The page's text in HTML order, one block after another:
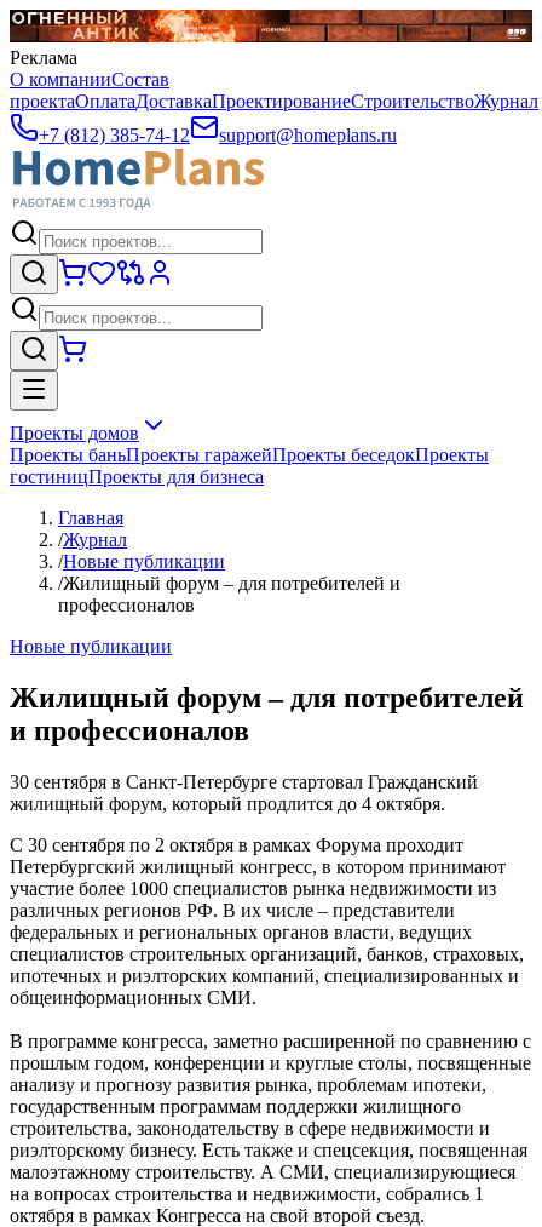
Реклама
О компанииСостав
проектаОплатаДоставкаПроектированиеСтроительствоЖурнал
+7 (812) 385-74-12
support@homeplans.ru
Проекты домов
Проекты баньПроекты гаражейПроекты беседокПроекты
гостиницПроекты для бизнеса
Главная
/Журнал
/Новые публикации
/Жилищный форум – для потребителей и
профессионалов
Новые публикации
Жилищный форум – для потребителей
и профессионалов
30 сентября в Санкт-Петербурге стартовал Гражданский
жилищный форум, который продлится до 4 октября.
С 30 сентября по 2 октября в рамках Форума проходит
Петербургский жилищный конгресс, в котором принимают
участие более 1000 специалистов рынка недвижимости из
различных регионов РФ. В их числе – представители
федеральных и региональных органов власти, ведущих
специалистов строительных организаций, банков, страховых,
ипотечных и риэлторских компаний, специализированных и
общеинформационных СМИ.
В программе конгресса, заметно расширенной по сравнению с
прошлым годом, конференции и круглые столы, посвященные
анализу и прогнозу развития рынка, проблемам ипотеки,
государственным программам поддержки жилищного
строительства, законодательству в сфере недвижимости и
риэлторскому бизнесу. Есть также и спецсекция, посвященная
малоэтажному строительству. А СМИ, специализирующиеся
на вопросах строительства и недвижимости, собрались 1
октября в рамках Конгресса на свой второй съезд.